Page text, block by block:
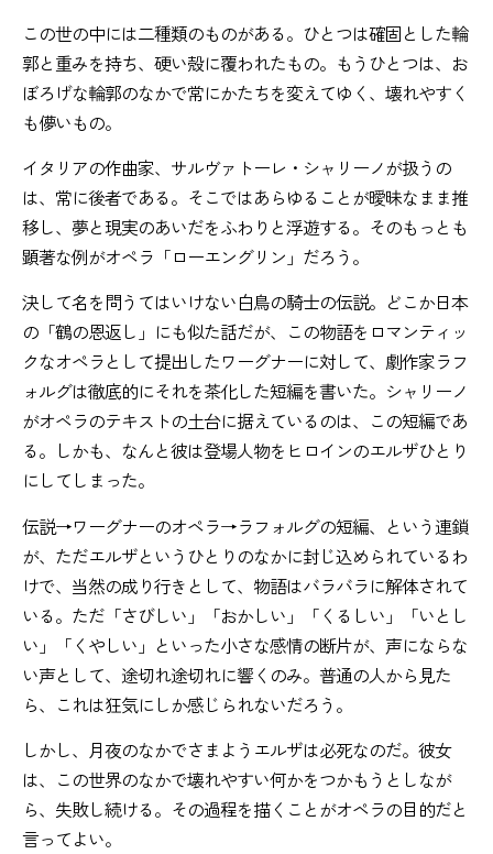
この世の中には二種類のものがある。ひとつは確固とした輪
郭と重みを持ち、硬い殻に覆われたもの。もうひとつは、お
ぼろげな輪郭のなかで常にかたちを変えてゆく、壊れやすく
も儚いもの。
イタリアの作曲家、サルヴァトーレ・シャリーノが扱うの
は、常に後者である。そこではあらゆることが曖昧なまま推
移し、夢と現実のあいだをふわりと浮遊する。そのもっとも
顕著な例がオペラ「ローエングリン」だろう。
決して名を問うてはいけない白鳥の騎士の伝説。どこか日本
の「鶴の恩返し」にも似た話だが、この物語をロマンティッ
クなオペラとして提出したワーグナーに対して、劇作家ラフ
ォルグは徹底的にそれを茶化した短編を書いた。シャリーノ
がオペラのテキストの土台に据えているのは、この短編であ
る。しかも、なんと彼は登場人物をヒロインのエルザひとり
にしてしまった。
伝説→ワーグナーのオペラ→ラフォルグの短編、という連鎖
が、ただエルザというひとりのなかに封じ込められているわ
けで、当然の成り行きとして、物語はバラバラに解体されて
いる。ただ「さびしい」「おかしい」「くるしい」「いとし
い」「くやしい」といった小さな感情の断片が、声にならな
い声として、途切れ途切れに響くのみ。普通の人から見た
ら、これは狂気にしか感じられないだろう。
しかし、月夜のなかでさまようエルザは必死なのだ。彼女
は、この世界のなかで壊れやすい何かをつかもうとしなが
ら、失敗し続ける。その過程を描くことがオペラの目的だと
言ってよい。